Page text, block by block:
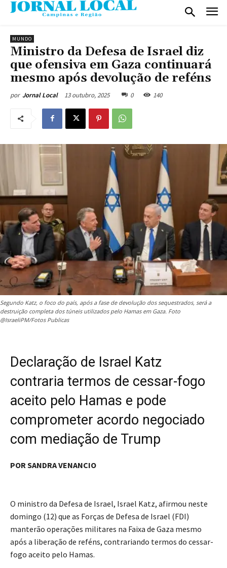
MUNDO
Ministro da Defesa de Israel diz
que ofensiva em Gaza continuará
mesmo após devolução de reféns
por Jornal Local 13 outubro, 2025 0 140
Segundo Katz, o foco do país, após a fase de devolução dos sequestrados, será a
destruição completa dos túneis utilizados pelo Hamas em Gaza. Foto
@IsraeliPM/Fotos Publicas
Declaração de Israel Katz
contraria termos de cessar-fogo
aceito pelo Hamas e pode
comprometer acordo negociado
com mediação de Trump
POR SANDRA VENANCIO
O ministro da Defesa de Israel, Israel Katz, afirmou neste
domingo (12) que as Forças de Defesa de Israel (FDI)
manterão operações militares na Faixa de Gaza mesmo
após a liberação de reféns, contrariando termos do cessar-
fogo aceito pelo Hamas.